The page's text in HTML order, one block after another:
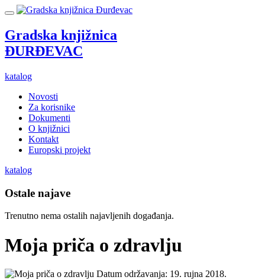
Gradska knjižnica
ĐURĐEVAC
katalog
Novosti
Za korisnike
Dokumenti
O knjižnici
Kontakt
Europski projekt
katalog
Ostale najave
Trenutno nema ostalih najavljenih događanja.
Moja priča o zdravlju
Datum održavanja: 19. rujna 2018.